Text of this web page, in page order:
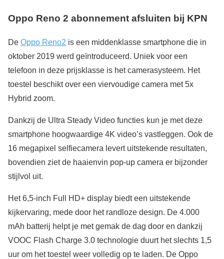
Oppo Reno 2 abonnement afsluiten bij KPN
De Oppo Reno2 is een middenklasse smartphone die in
oktober 2019 werd geïntroduceerd. Uniek voor een
telefoon in deze prijsklasse is het camerasysteem. Het
toestel beschikt over een viervoudige camera met 5x
Hybrid zoom.
Dankzij de Ultra Steady Video functies kun je met deze
smartphone hoogwaardige 4K video’s vastleggen. Ook de
16 megapixel selfiecamera levert uitstekende resultaten,
bovendien ziet de haaienvin pop-up camera er bijzonder
stijlvol uit.
Het 6,5-inch Full HD+ display biedt een uitstekende
kijkervaring, mede door het randloze design. De 4.000
mAh batterij helpt je met gemak de dag door en dankzij
VOOC Flash Charge 3.0 technologie duurt het slechts 1,5
uur om het toestel weer volledig op te laden. De Oppo